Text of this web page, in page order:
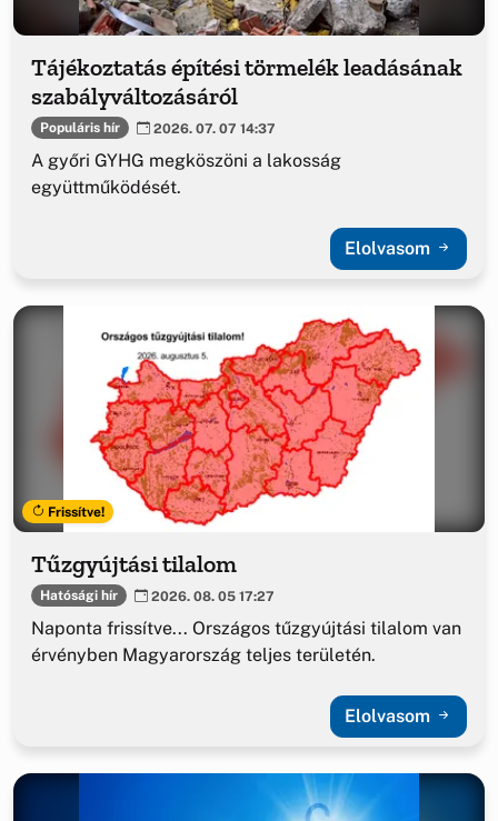
Tájékoztatás építési törmelék leadásának
szabályváltozásáról
Populáris hír 2026. 07. 07 14:37
A győri GYHG megköszöni a lakosság
együttműködését.
Elolvasom
Frissítve!
Tűzgyújtási tilalom
Hatósági hír 2026. 08. 05 17:27
Naponta frissítve... Országos tűzgyújtási tilalom van
érvényben Magyarország teljes területén.
Elolvasom